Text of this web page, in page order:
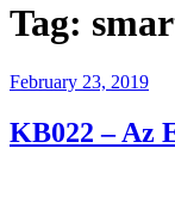
Tag:
Posted
February 23, 2019
KB022 – Az